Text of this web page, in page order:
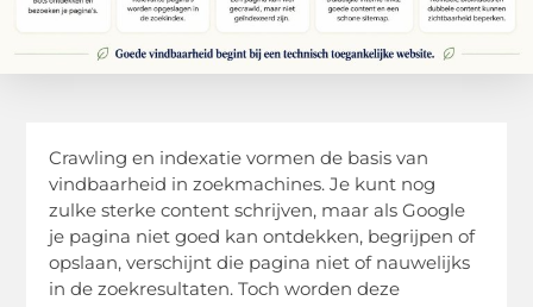
Crawling en indexatie vormen de basis van
vindbaarheid in zoekmachines. Je kunt nog
zulke sterke content schrijven, maar als Google
je pagina niet goed kan ontdekken, begrijpen of
opslaan, verschijnt die pagina niet of nauwelijks
in de zoekresultaten. Toch worden deze